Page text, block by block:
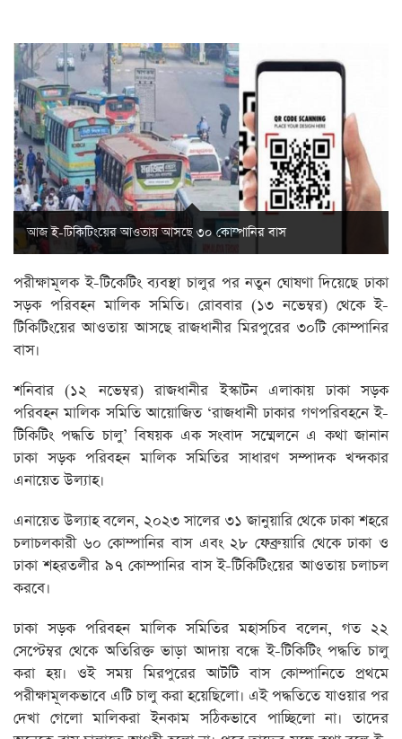
আজ ই-টিকিটিংয়ের আওতায় আসছে ৩০ কোম্পানির বাস
পরীক্ষামূলক ই-টিকেটিং ব্যবস্থা চালুর পর নতুন ঘোষণা দিয়েছে ঢাকা
সড়ক পরিবহন মালিক সমিতি। রোববার (১৩ নভেম্বর) থেকে ই-
টিকিটিংয়ের আওতায় আসছে রাজধানীর মিরপুরের ৩০টি কোম্পানির
বাস।
শনিবার (১২ নভেম্বর) রাজধানীর ইস্কাটন এলাকায় ঢাকা সড়ক
পরিবহন মালিক সমিতি আয়োজিত ‘রাজধানী ঢাকার গণপরিবহনে ই-
টিকিটিং পদ্ধতি চালু’ বিষয়ক এক সংবাদ সম্মেলনে এ কথা জানান
ঢাকা সড়ক পরিবহন মালিক সমিতির সাধারণ সম্পাদক খন্দকার
এনায়েত উল্যাহ।
এনায়েত উল্যাহ বলেন, ২০২৩ সালের ৩১ জানুয়ারি থেকে ঢাকা শহরে
চলাচলকারী ৬০ কোম্পানির বাস এবং ২৮ ফেব্রুয়ারি থেকে ঢাকা ও
ঢাকা শহরতলীর ৯৭ কোম্পানির বাস ই-টিকিটিংয়ের আওতায় চলাচল
করবে।
ঢাকা সড়ক পরিবহন মালিক সমিতির মহাসচিব বলেন, গত ২২
সেপ্টেম্বর থেকে অতিরিক্ত ভাড়া আদায় বন্ধে ই-টিকিটিং পদ্ধতি চালু
করা হয়। ওই সময় মিরপুরের আটটি বাস কোম্পানিতে প্রথমে
পরীক্ষামূলকভাবে এটি চালু করা হয়েছিলো। এই পদ্ধতিতে যাওয়ার পর
দেখা গেলো মালিকরা ইনকাম সঠিকভাবে পাচ্ছিলো না। তাদের